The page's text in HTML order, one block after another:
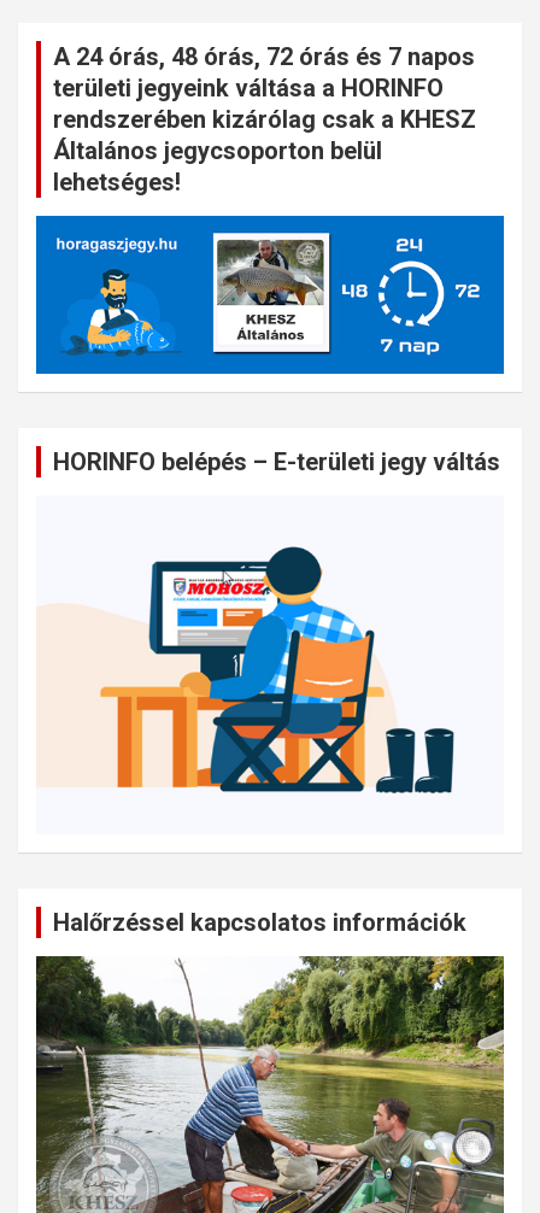
A 24 órás, 48 órás, 72 órás és 7 napos
területi jegyeink váltása a HORINFO
rendszerében kizárólag csak a KHESZ
Általános jegycsoporton belül
lehetséges!
HORINFO belépés – E-területi jegy váltás
Halőrzéssel kapcsolatos információk